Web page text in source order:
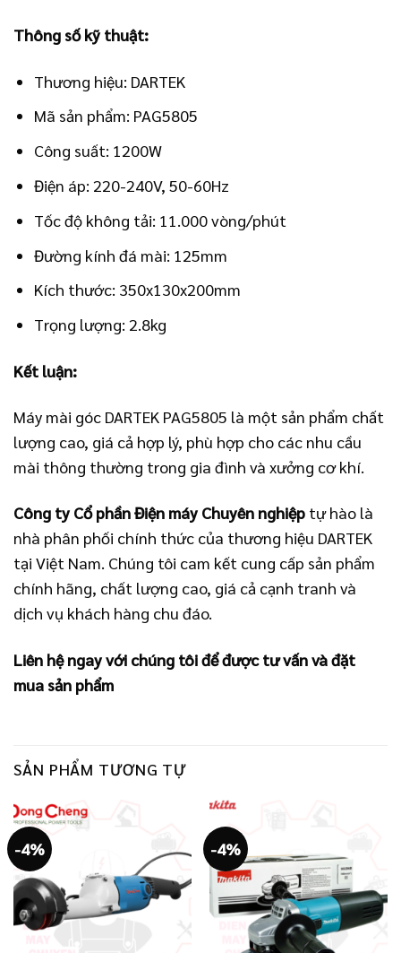
Thông số kỹ thuật:
Thương hiệu: DARTEK
Mã sản phẩm: PAG5805
Công suất: 1200W
Điện áp: 220-240V, 50-60Hz
Tốc độ không tải: 11.000 vòng/phút
Đường kính đá mài: 125mm
Kích thước: 350x130x200mm
Trọng lượng: 2.8kg
Kết luận:
Máy mài góc DARTEK PAG5805 là một sản phẩm chất
lượng cao, giá cả hợp lý, phù hợp cho các nhu cầu
mài thông thường trong gia đình và xưởng cơ khí.
Công ty Cổ phần Điện máy Chuyên nghiệp tự hào là
nhà phân phối chính thức của thương hiệu DARTEK
tại Việt Nam. Chúng tôi cam kết cung cấp sản phẩm
chính hãng, chất lượng cao, giá cả cạnh tranh và
dịch vụ khách hàng chu đáo.
Liên hệ ngay với chúng tôi để được tư vấn và đặt
mua sản phẩm
SẢN PHẨM TƯƠNG TỰ
-4% -4%